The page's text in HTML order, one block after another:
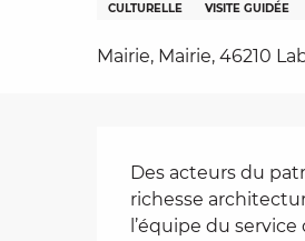
CULTURELLE VISITE GUIDÉE
Mairie, Mairie, 46210
Des acteurs du
richesse
l’équipe du